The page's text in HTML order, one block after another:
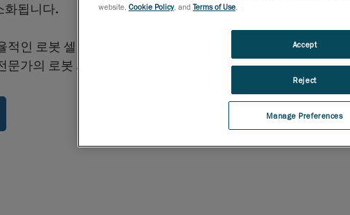
화됩니다.
인 로봇 셀 관리를 바탕으로, 프로그래밍 및 보
문가의 로봇 시스템 활용도를 높여 줍니다.
website, Cookie Policy, and Terms of Use
Manage Preferences
Reject
Accept